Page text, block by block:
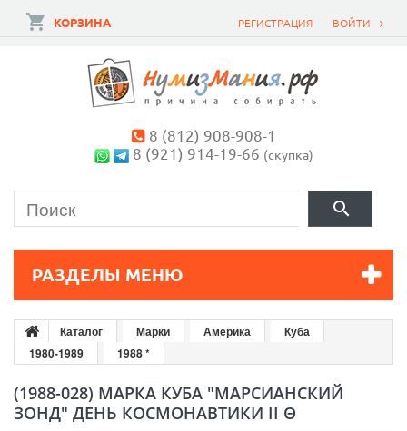
ВОЙТИ
РЕГИСТРАЦИЯ
КОРЗИНА
8 (812) 908-908-1
8 (921) 914-19-66 (скупка)
РАЗДЕЛЫ МЕНЮ
Каталог Марки Америка
Куба
1980-1989
1988 *
(1988-028) МАРКА КУБА "МАРСИАНСКИЙ
ЗОНД" ДЕНЬ КОСМОНАВТИКИ II Θ